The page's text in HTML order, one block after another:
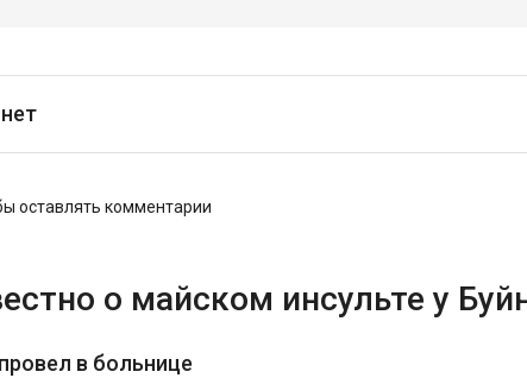
оставлять комментарии
о майском инсульте у
в больнице